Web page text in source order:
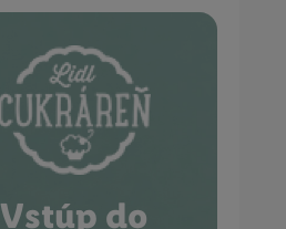
Vstúp do